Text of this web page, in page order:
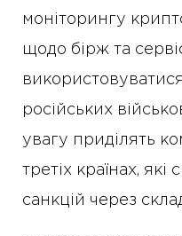
моніторингу
щодо бірж та
російських
увагу приділять
третіх країнах,
санкцій через